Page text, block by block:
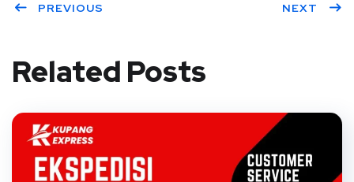
PREVIOUS NEXT
Related Posts